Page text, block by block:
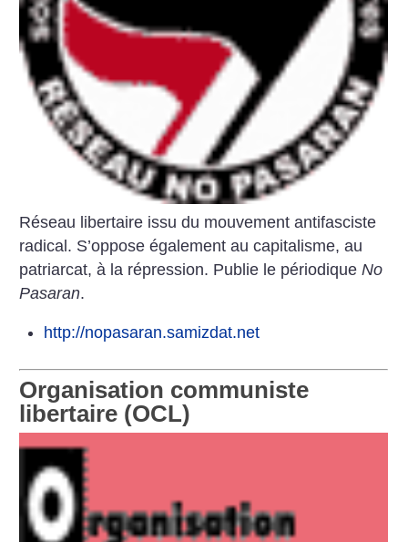
Réseau libertaire issu du mouvement antifasciste
radical. S’oppose également au capitalisme, au
patriarcat, à la répression. Publie le périodiqueNo
Pasaran.
http://nopasaran.samizdat.net
Organisation communiste
libertaire (OCL)